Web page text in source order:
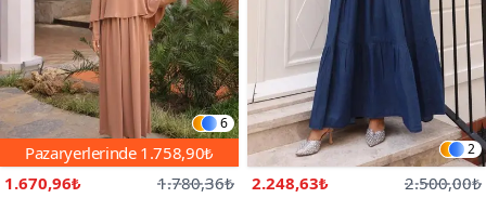
6
Pazaryerlerinde 1.758,90₺
1.670,96₺
1.780,36₺
2
2.248,63₺ 2.500,00₺